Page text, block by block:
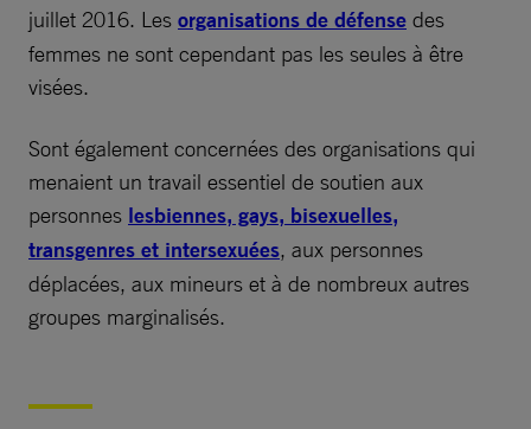
juillet 2016. Les organisations de défense des
femmes ne sont cependant pas les seules à être
visées.
Sont également concernées des organisations qui
menaient un travail essentiel de soutien aux
personnes lesbiennes, gays, bisexuelles,
transgenres et intersexuées, aux personnes
déplacées, aux mineurs et à de nombreux autres
groupes marginalisés.